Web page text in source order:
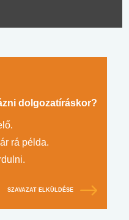
dolgozatíráskor?
rá példa.
SZAVAZAT ELKÜLDÉSE